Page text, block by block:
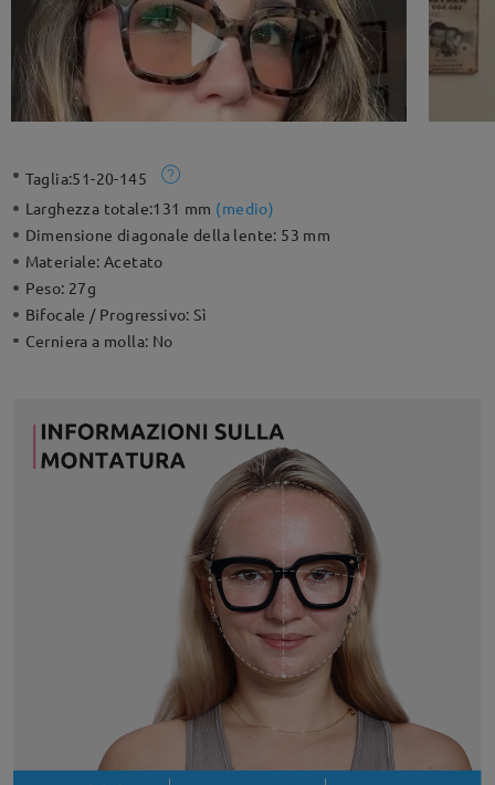
Taglia:51-20-145
Larghezza totale:131 mm (medio)
Dimensione diagonale della lente: 53 mm
Materiale:Acetato
Peso: 27g
Bifocale / Progressivo:Sì
Cerniera a molla: No